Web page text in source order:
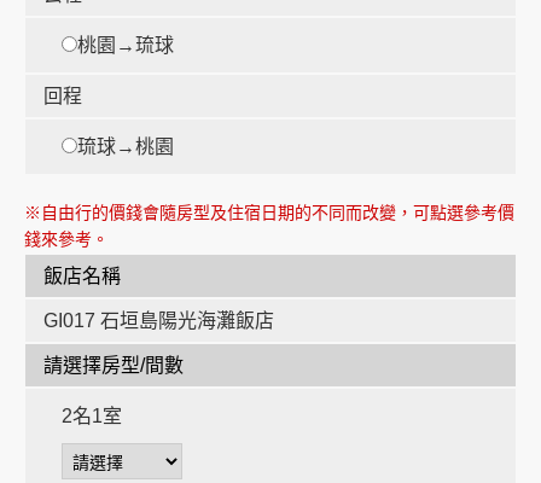
桃園→琉球
回程
琉球→桃園
※自由行的價錢會隨房型及住宿日期的不同而改變，可點選參考價
錢來參考。
飯店名稱
GI017 石垣島陽光海灘飯店
請選擇房型/間數
2名1室